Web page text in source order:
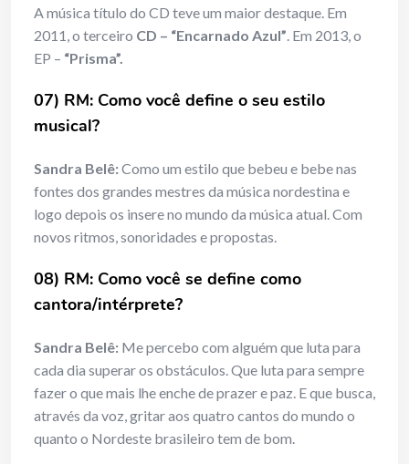
A música título do CD teve um maior destaque. Em
2011, o terceiro CD – “Encarnado Azul”. Em 2013, o
EP – “Prisma”.
07) RM: Como você define o seu estilo
musical?
Sandra Belê:Como um estilo que bebeu e bebe nas
fontes dos grandes mestres da música nordestina e
logo depois os insere no mundo da música atual. Com
novos ritmos, sonoridades e propostas.
08) RM: Como você se define como
cantora/intérprete?
Sandra Belê: Me percebo com alguém que luta para
cada dia superar os obstáculos. Que luta para sempre
fazer o que mais lhe enche de prazer e paz. E que busca,
através da voz, gritar aos quatro cantos do mundo o
quanto o Nordeste brasileiro tem de bom.